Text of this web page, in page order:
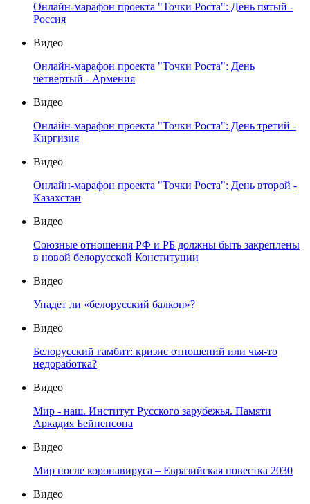
Онлайн-марафон проекта "Точки Роста": День пятый -
Россия
Видео
Онлайн-марафон проекта "Точки Роста": День
четвертый - Армения
Видео
Онлайн-марафон проекта "Точки Роста": День третий -
Киргизия
Видео
Онлайн-марафон проекта "Точки Роста": День второй -
Казахстан
Видео
Союзные отношения РФ и РБ должны быть закреплены
в новой белорусской Конституции
Видео
Упадет ли «белорусский балкон»?
Видео
Белорусский гамбит: кризис отношений или чья-то
недоработка?
Видео
Мир - наш. Институт Русского зарубежья. Памяти
Аркадия Бейненсона
Видео
Мир после коронавируса – Евразийская повестка 2030
Видео